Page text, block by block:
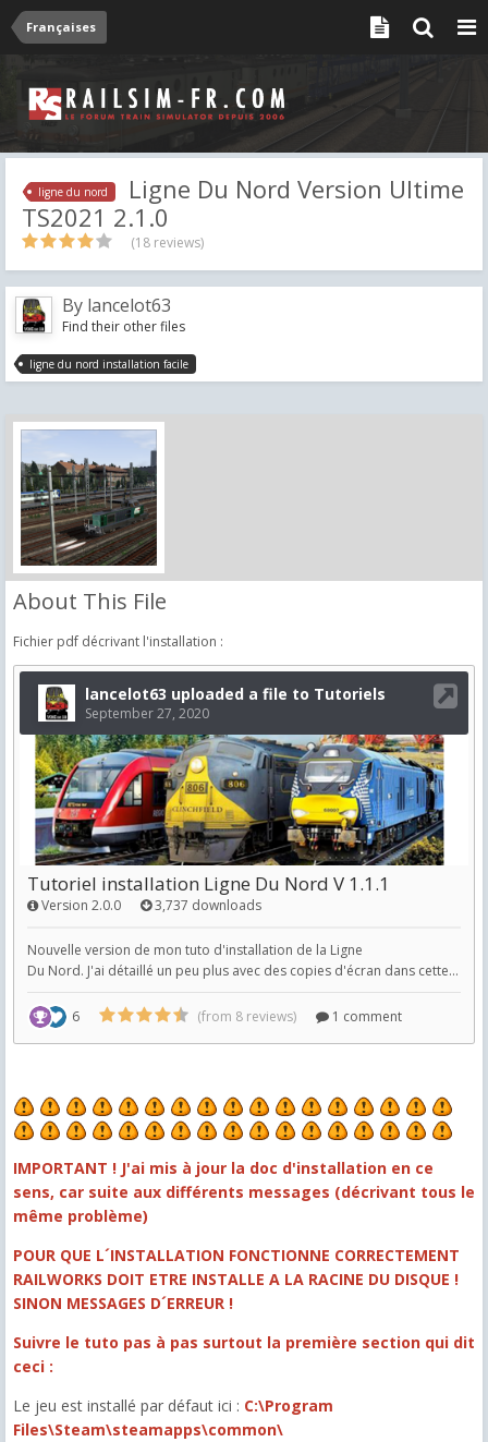
Françaises
ligne du nord
Ligne Du Nord Version Ultime
TS2021 2.1.0
(18 reviews)
By lancelot63
Find their other files
ligne du nord installation facile
About This File
Fichier pdf décrivant l'installation :
IMPORTANT ! J'ai mis à jour la doc d'installation en ce
sens, car suite aux différents messages (décrivant tous le
même problème)
POUR QUE L´INSTALLATION FONCTIONNE CORRECTEMENT
RAILWORKS DOIT ETRE INSTALLE A LA RACINE DU DISQUE !
SINON MESSAGES D´ERREUR !
Suivre le tuto pas à pas surtout la première section qui dit
ceci :
Le jeu est installé par défaut ici : C:\Program
Files\Steam\steamapps\common\